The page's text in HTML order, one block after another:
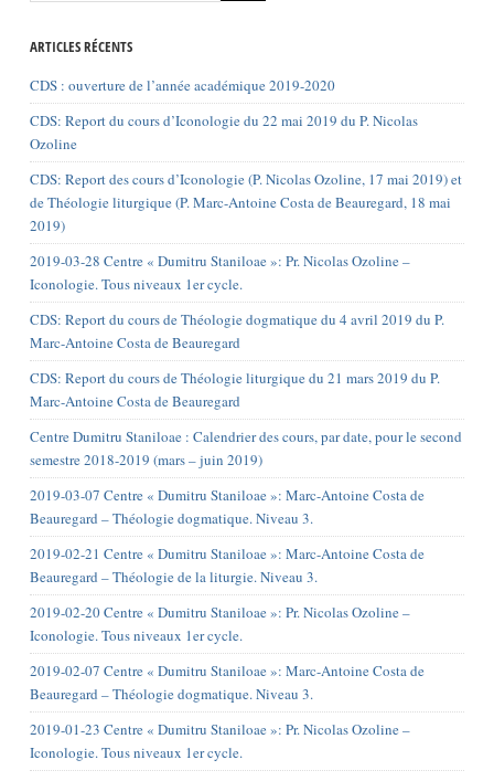
ARTICLES RÉCENTS
CDS : ouverture de l’année académique 2019-2020
CDS: Report du cours d’Iconologie du 22 mai 2019 du P. Nicolas
Ozoline
CDS: Report des cours d’Iconologie (P. Nicolas Ozoline, 17 mai 2019) et
de Théologie liturgique (P. Marc-Antoine Costa de Beauregard, 18 mai
2019)
2019-03-28 Centre « Dumitru Staniloae »: Pr. Nicolas Ozoline –
Iconologie. Tous niveaux 1er cycle.
CDS: Report du cours de Théologie dogmatique du 4 avril 2019 du P.
Marc-Antoine Costa de Beauregard
CDS: Report du cours de Théologie liturgique du 21 mars 2019 du P.
Marc-Antoine Costa de Beauregard
Centre Dumitru Staniloae : Calendrier des cours, par date, pour le second
semestre 2018-2019 (mars – juin 2019)
2019-03-07 Centre « Dumitru Staniloae »: Marc-Antoine Costa de
Beauregard – Théologie dogmatique. Niveau 3.
2019-02-21 Centre « Dumitru Staniloae »: Marc-Antoine Costa de
Beauregard – Théologie de la liturgie. Niveau 3.
2019-02-20 Centre « Dumitru Staniloae »: Pr. Nicolas Ozoline –
Iconologie. Tous niveaux 1er cycle.
2019-02-07 Centre « Dumitru Staniloae »: Marc-Antoine Costa de
Beauregard – Théologie dogmatique. Niveau 3.
2019-01-23 Centre « Dumitru Staniloae »: Pr. Nicolas Ozoline –
Iconologie. Tous niveaux 1er cycle.